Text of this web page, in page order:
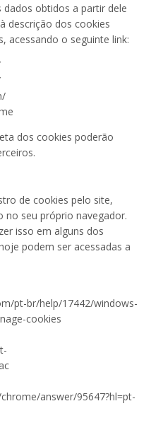
obtidos a partir dele
descrição dos cookies
acessando o seguinte link:
dos cookies poderão
de cookies pelo site,
no seu próprio navegador.
isso em alguns dos
podem ser acessadas a
pt-br/help/17442/windows-
cookies
answer/95647?hl=pt-